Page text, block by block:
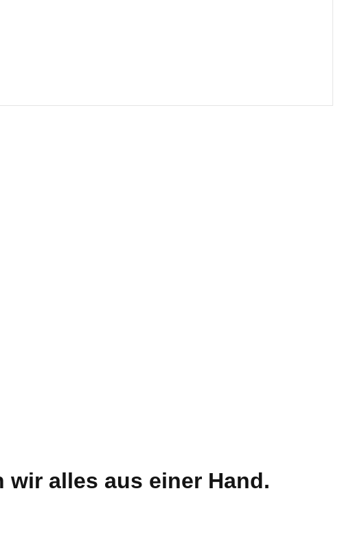
alles aus einer Hand.